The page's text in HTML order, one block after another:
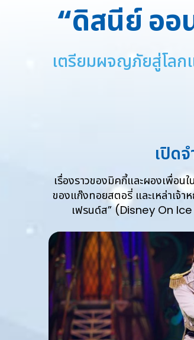
“ดิสนีย์ ออ
เตรียมผจญภัยสู่โลก
เปิด
เรื่องราวของมิคกี้และผองเพื่อน
ของแก๊งทอยสตอรี่ และเหล่าเจ้
เฟรนด์ส” (Disney On